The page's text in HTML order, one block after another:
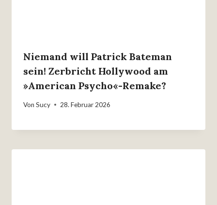
Niemand will Patrick Bateman
sein! Zerbricht Hollywood am
»American Psycho«-Remake?
Von Sucy 28. Februar 2026